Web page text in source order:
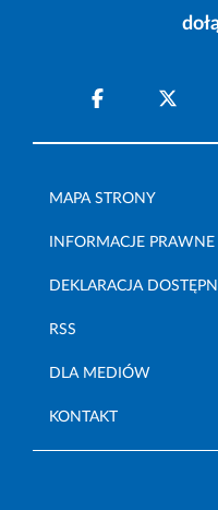
MAPA STRONY
INFORMACJE PRAWNE
DEKLARACJA
RSS
DLA MEDIÓW
KONTAKT